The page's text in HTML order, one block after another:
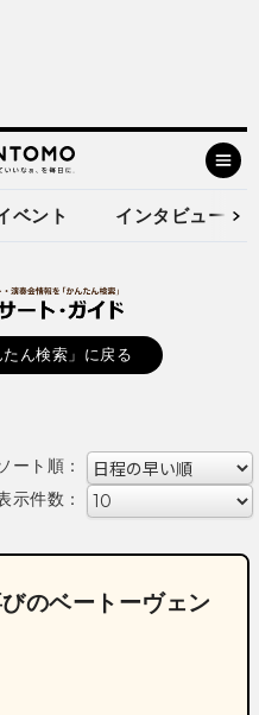
ベント インタビュー
ん検索」に戻る
ート順：
示件数：
のベートーヴェン